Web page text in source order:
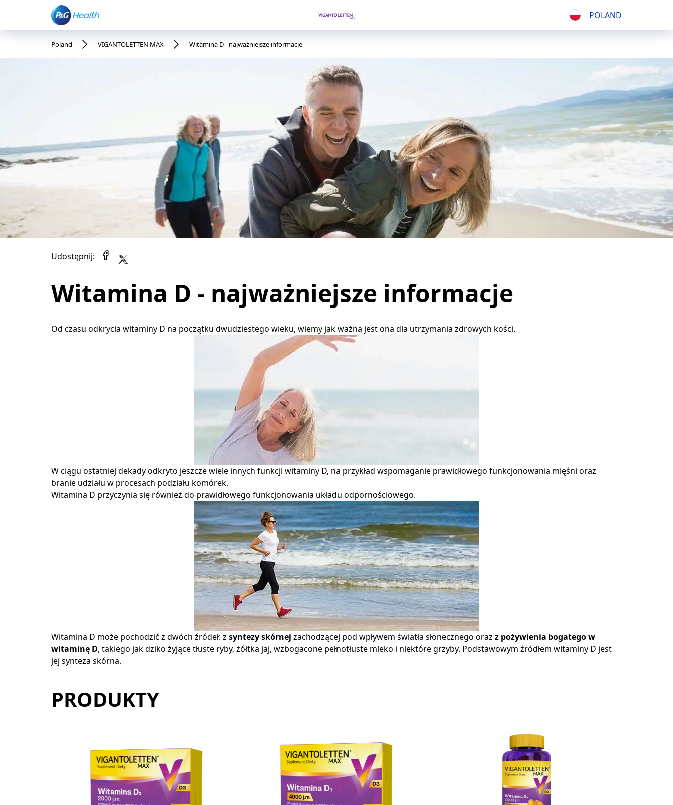
POLAND
Poland VIGANTOLETTEN MAX Witamina D - najważniejsze informacje
Udostępnij:
Witamina D - najważniejsze informacje
Od czasu odkrycia witaminy D na początku dwudziestego wieku, wiemy jak ważna jest ona dla utrzymania zdrowych kości.
W ciągu ostatniej dekady odkryto jeszcze wiele innych funkcji witaminy D, na przykład wspomaganie prawidłowego funkcjonowania mięśni oraz
branie udziału w procesach podziału komórek.
Witamina D przyczynia się również do prawidłowego funkcjonowania układu odpornościowego.
Witamina D może pochodzić z dwóch źródeł: z syntezy skórnej zachodzącej pod wpływem światła słonecznego oraz z pożywienia bogatego w
witaminę D, takiego jak dziko żyjące tłuste ryby, żółtka jaj, wzbogacone pełnotłuste mleko i niektóre grzyby. Podstawowym źródłem witaminy D jest
jej synteza skórna.
PRODUKTY